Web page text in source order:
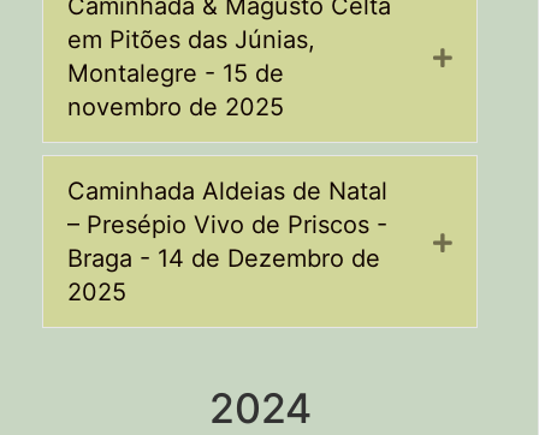
em Pitões das Júnias,
Montalegre - 15 de
novembro de 2025
Expand
Caminhada Aldeias de Natal
– Presépio Vivo de Priscos -
Braga - 14 de Dezembro de
2025
Expand
2024